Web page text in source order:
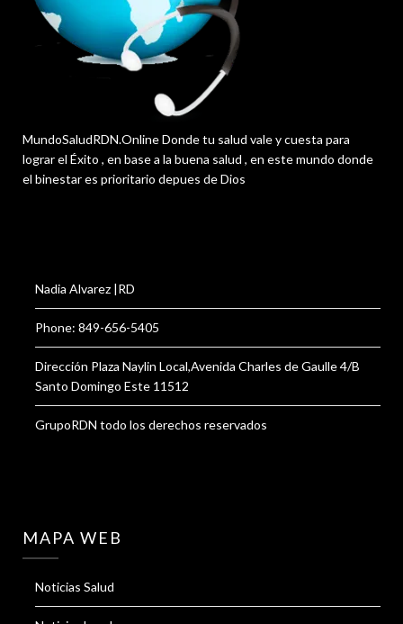
MundoSaludRDN.Online Donde tu salud vale y cuesta para
lograr el Éxito , en base a la buena salud , en este mundo donde
el binestar es prioritario depues de Dios
Nadia Alvarez |RD
Phone: 849-656-5405
Dirección Plaza Naylin Local,Avenida Charles de Gaulle 4/B
Santo Domingo Este 11512
GrupoRDN todo los derechos reservados
MAPA WEB
Noticias Salud